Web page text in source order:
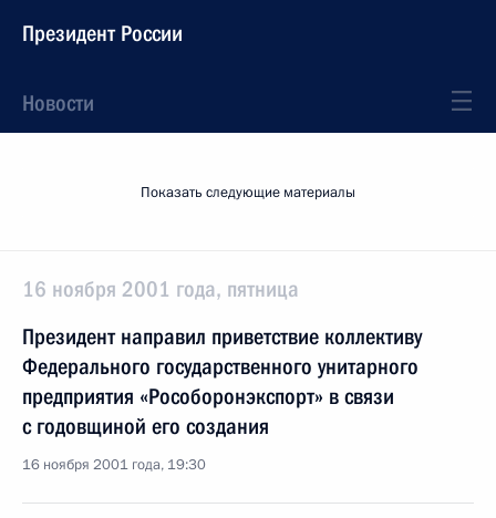
Президент России
Новости
Показать следующие материалы
16 ноября 2001 года, пятница
Президент направил приветствие коллективу
Федерального государственного унитарного
предприятия «Рособоронэкспорт» в связи
с годовщиной его создания
16 ноября 2001 года, 19:30